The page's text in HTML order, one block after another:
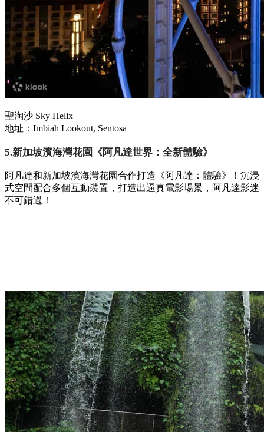
聖淘沙 Sky Helix
地址：Imbiah Lookout, Sentosa
5.新加坡濱海灣花園《阿凡達世界：全新體驗》
阿凡達和新加坡濱海灣花園合作打造《阿凡達：體驗》！沉浸
式空間配合多個互動裝置，打造出逼真電影場景，阿凡達影迷
不可錯過！